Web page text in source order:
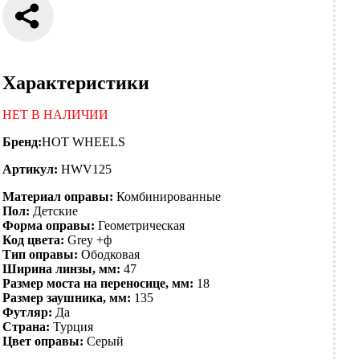
Характеристики
НЕТ В НАЛИЧИИ
Бренд:HOT WHEELS
Артикул: HWV125
Материал оправы: Комбинированные
Пол: Детские
Форма оправы: Геометрическая
Код цвета: Grey +ф
Тип оправы: Ободковая
Ширина линзы, мм: 47
Размер моста на переносице, мм: 18
Размер заушника, мм: 135
Футляр: Да
Страна: Турция
Цвет оправы: Серый